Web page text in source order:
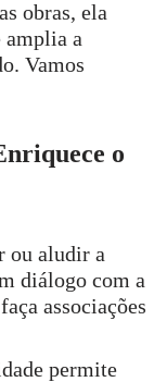
obras, ela
amplia a
Vamos
o
ou aludir a
diálogo com a
associações
permite